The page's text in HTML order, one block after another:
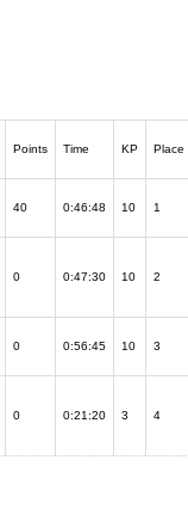
Points Time KP Place
40 0:46:48 10 1
0 0:47:30 10 2
0 0:56:45 10 3
0 0:21:20 3 4